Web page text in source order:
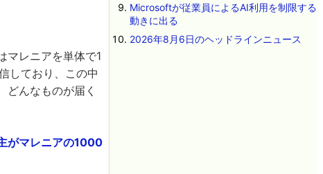
マレニアを単体で1
しており、この中
どんなものが届く
がマレニアの1000
Microsoftが従業員によるAI利用を制限する
動きに出る
2026年8月6日のヘッドラインニュース